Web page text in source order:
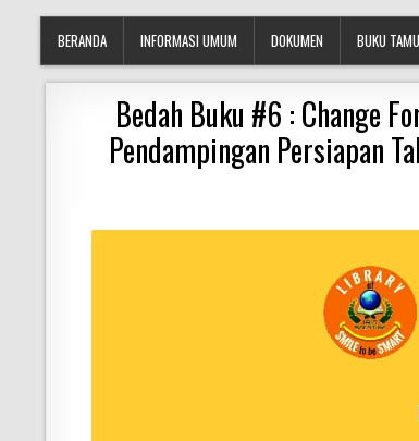
BERANDA INFORMASI UMUM DOKUMEN BUKU TAMU
Bedah Buku #6 : Change
Pendampingan Persiapan